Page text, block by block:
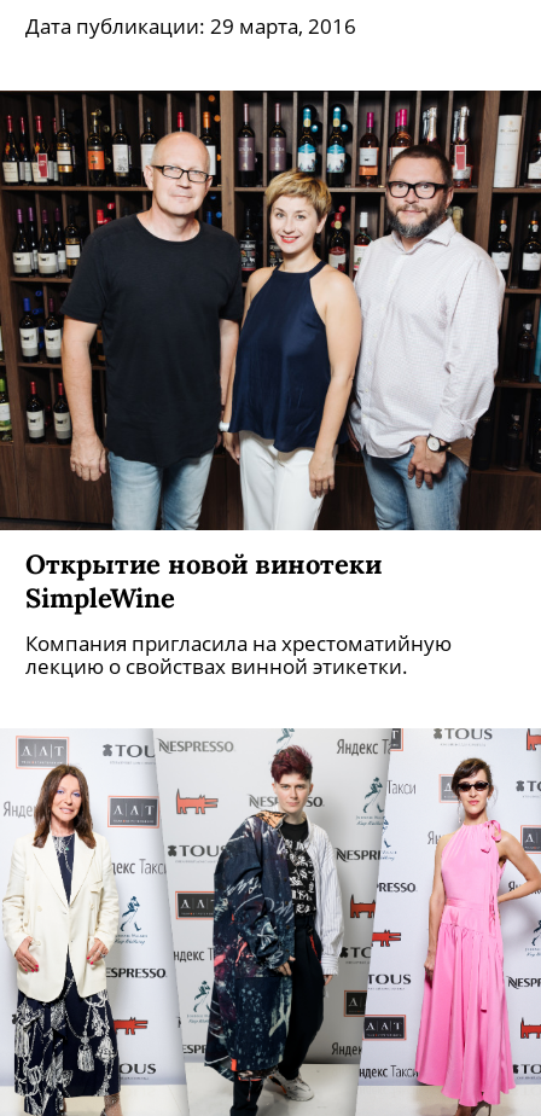
Дата публикации: 29 марта, 2016
Открытие новой винотеки
SimpleWine
Компания пригласила на хрестоматийную
лекцию о свойствах винной этикетки.